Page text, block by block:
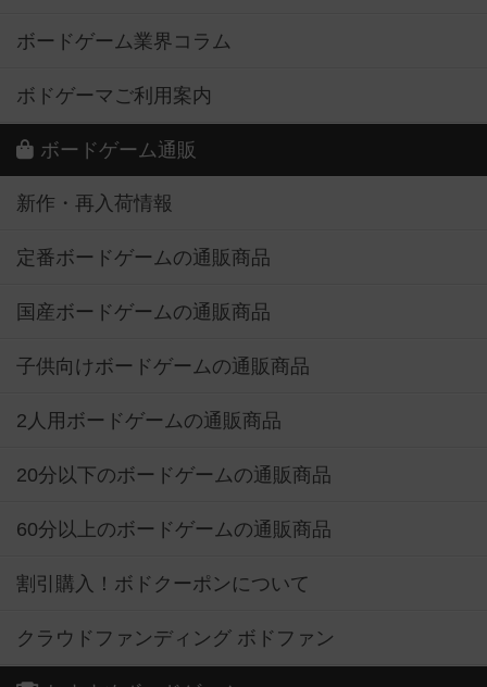
ボードゲーム業界コラム
ボドゲーマご利用案内
ボードゲーム通販
新作・再入荷情報
定番ボードゲームの通販商品
国産ボードゲームの通販商品
子供向けボードゲームの通販商品
2人用ボードゲームの通販商品
20分以下のボードゲームの通販商品
60分以上のボードゲームの通販商品
割引購入！ボドクーポンについて
クラウドファンディング ボドファン